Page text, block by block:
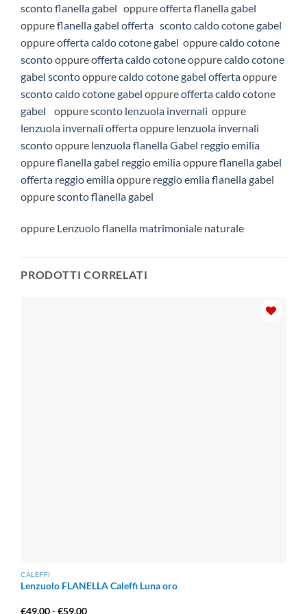
sconto flanella gabel oppureofferta flanella gabel
oppureflanella gabel offerta sconto caldo cotone gabel
oppureofferta caldo cotone gabel oppurecaldo cotone
scontooppureofferta caldo cotoneoppurecaldo cotone
gabel scontooppurecaldo cotone gabel offertaoppure
sconto caldo cotone gabel oppureofferta caldo cotone
gabel
oppure sconto lenzuola invernali oppure
lenzuola invernali offertaoppure lenzuola invernali
scontooppure lenzuola flanella Gabel reggio emilia
oppureflanella gabel reggio emiliaoppureflanella gabel
offerta reggio emiliaoppure reggio emlia flanella gabel
oppuresconto flanella gabel
oppure Lenzuolo flanella matrimoniale naturale
PRODOTTI CORRELATI
CALEFFI
Lenzuolo FLANELLA Caleffi Luna oro
€49.00-€59.00Fascia